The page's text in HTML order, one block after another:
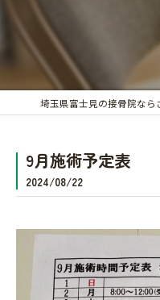
9月施術予定表
2024/08/22